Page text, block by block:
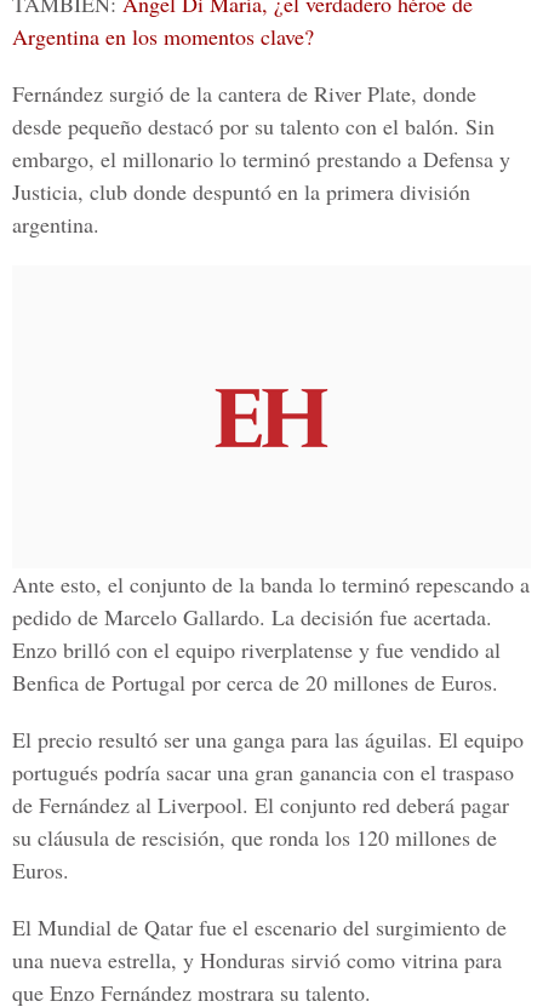
Argentina en los momentos clave?
Fernández surgió de la cantera de River Plate, donde
desde pequeño destacó por su talento con el balón. Sin
embargo, el millonario lo terminó prestando a Defensa y
Justicia, club donde despuntó en la primera división
argentina.
Ante esto, el conjunto de la banda lo terminó repescando a
pedido de Marcelo Gallardo. La decisión fue acertada.
Enzo brilló con el equipo riverplatense y fue vendido al
Benfica de Portugal por cerca de 20 millones de Euros.
El precio resultó ser una ganga para las águilas. El equipo
portugués podría sacar una gran ganancia con el traspaso
de Fernández al Liverpool. El conjunto red deberá pagar
su cláusula de rescisión, que ronda los 120 millones de
Euros.
El Mundial de Qatar fue el escenario del surgimiento de
una nueva estrella, y Honduras sirvió como vitrina para
que Enzo Fernández mostrara su talento.